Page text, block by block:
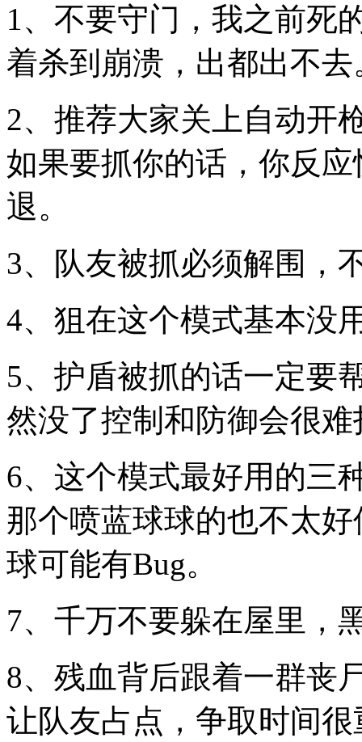
1、不要守门，我之前死
着杀到崩溃，出都出不去
2、推荐大家关上自动开
如果要抓你的话，你反
退。
3、队友被抓必须解围，
4、狙在这个模式基本没
5、护盾被抓的话一定要
然没了控制和防御会很难
6、这个模式最好用的三
那个喷蓝球球的也不太
球可能有Bug。
7、千万不要躲在屋里，
8、残血背后跟着一群丧
让队友占点，争取时间